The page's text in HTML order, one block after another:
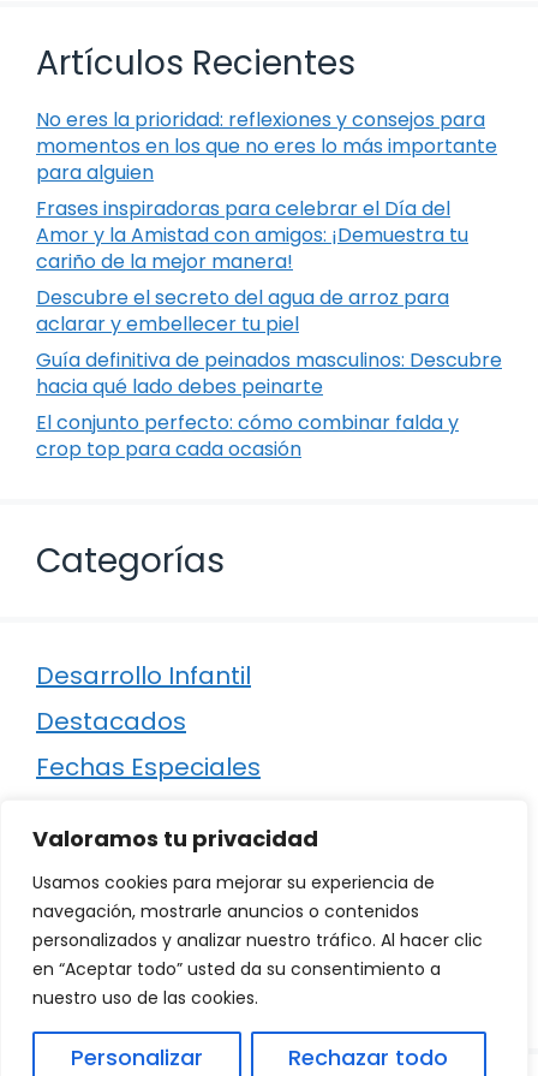
Valoramos tu privacidad
Usamos cookies para mejorar su experiencia de
navegación, mostrarle anuncios o contenidos
personalizados y analizar nuestro tráfico. Al hacer clic
en “Aceptar todo” usted da su consentimiento a
nuestro uso de las cookies.
Personalizar Rechazar todo
Artículos Recientes
No eres la prioridad: reflexiones y consejos para
momentos en los que no eres lo más importante
para alguien
Frases inspiradoras para celebrar el Día del
Amor y la Amistad con amigos: ¡Demuestra tu
cariño de la mejor manera!
Descubre el secreto del agua de arroz para
aclarar y embellecer tu piel
Guía definitiva de peinados masculinos: Descubre
hacia qué lado debes peinarte
El conjunto perfecto: cómo combinar falda y
crop top para cada ocasión
Categorías
Desarrollo Infantil
Destacados
Fechas Especiales
Regalos
Relaciones
Ropa